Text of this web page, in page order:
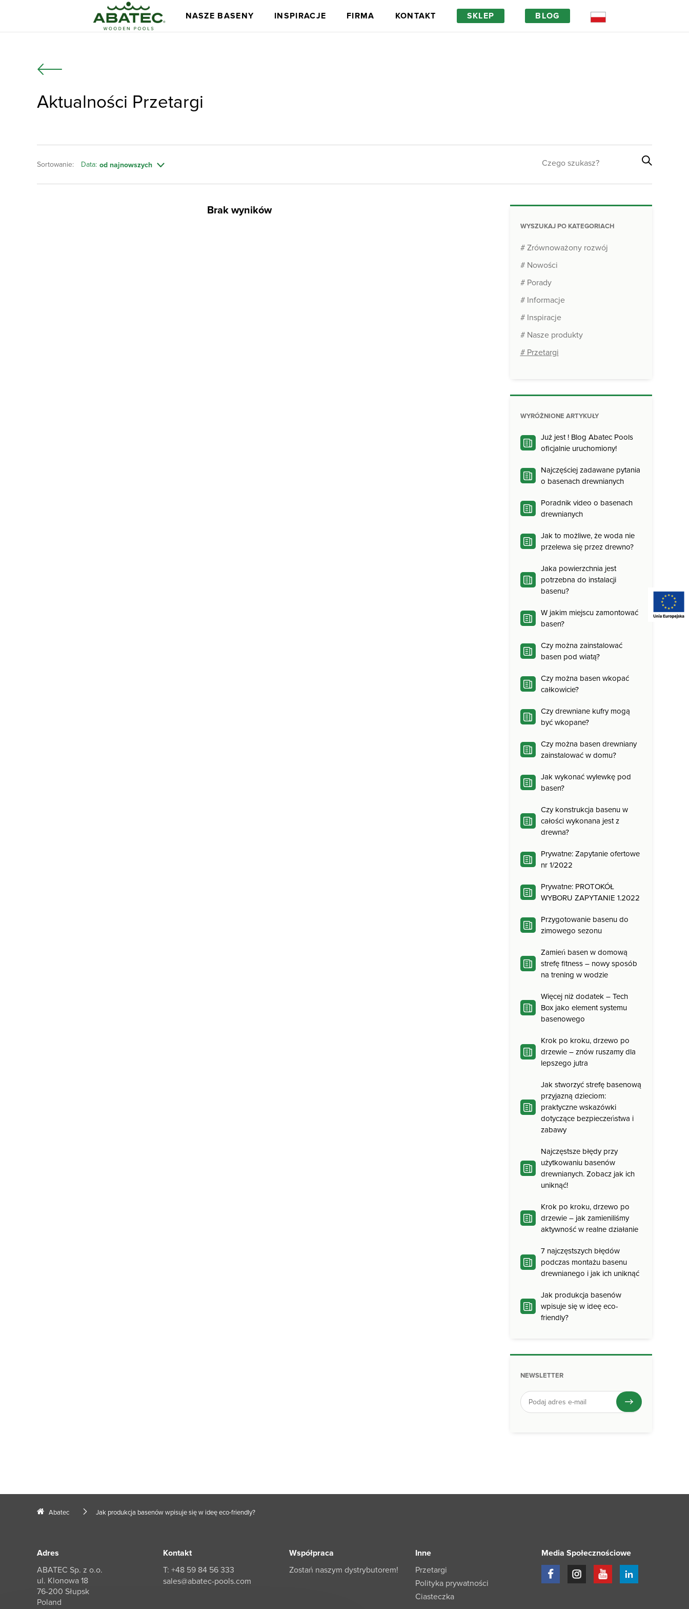
NASZE BASENY INSPIRACJE FIRMA KONTAKT SKLEP BLOG
Aktualności Przetargi
Sortowanie: Data: od najnowszych
Brak wyników
WYSZUKAJ PO KATEGORIACH
# Zrównoważony rozwój
# Nowości
# Porady
# Informacje
# Inspiracje
# Nasze produkty
# Przetargi
WYRÓŻNIONE ARTYKUŁY
Już jest ! Blog Abatec Pools
oficjalnie uruchomiony!
Najczęściej zadawane pytania
o basenach drewnianych
Poradnik video o basenach
drewnianych
Jak to możliwe, że woda nie
przelewa się przez drewno?
Jaka powierzchnia jest
potrzebna do instalacji
basenu?
W jakim miejscu zamontować
basen?
Czy można zainstalować
basen pod wiatą?
Czy można basen wkopać
całkowicie?
Czy drewniane kufry mogą
być wkopane?
Czy można basen drewniany
zainstalować w domu?
Jak wykonać wylewkę pod
basen?
Czy konstrukcja basenu w
całości wykonana jest z
drewna?
Prywatne: Zapytanie ofertowe
nr 1/2022
Prywatne: PROTOKÓŁ
WYBORU ZAPYTANIE 1.2022
Przygotowanie basenu do
zimowego sezonu
Zamień basen w domową
strefę fitness – nowy sposób
na trening w wodzie
Więcej niż dodatek – Tech
Box jako element systemu
basenowego
Krok po kroku, drzewo po
drzewie – znów ruszamy dla
lepszego jutra
Jak stworzyć strefę basenową
przyjazną dzieciom:
praktyczne wskazówki
dotyczące bezpieczeństwa i
zabawy
Najczęstsze błędy przy
użytkowaniu basenów
drewnianych. Zobacz jak ich
uniknąć!
Krok po kroku, drzewo po
drzewie – jak zamieniliśmy
aktywność w realne działanie
7 najczęstszych błędów
podczas montażu basenu
drewnianego i jak ich uniknąć
Jak produkcja basenów
wpisuje się w ideę eco-
friendly?
NEWSLETTER
Abatec Jak produkcja basenów wpisuje się w ideę eco-friendly?
Adres
ABATEC Sp. z o.o.
ul. Klonowa 18
76-200 Słupsk
Poland
Kontakt
T: +48 59 84 56 333
sales@abatec-pools.com
Współpraca
Zostań naszym dystrybutorem!
Inne
Przetargi
Polityka prywatności
Ciasteczka
Media Społecznościowe